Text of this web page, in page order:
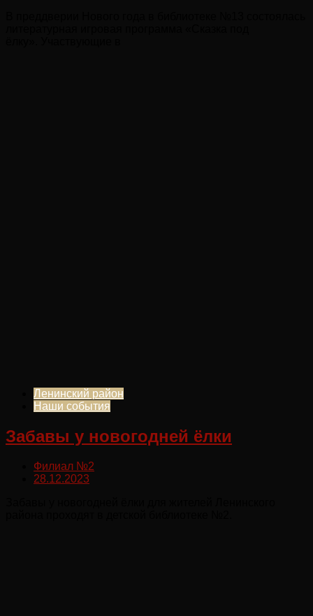
Ленинский район
Наши события
Забавы у новогодней ёлки
Филиал №2
28.12.2023